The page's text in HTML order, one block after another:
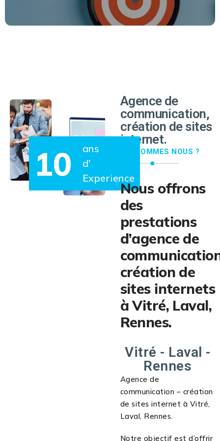
EN SAVOIR PLUS
10
ans
d'
Experience
Agence de
communication,
création de sites
internet.
QUI SOMMES NOUS ?
Nous offrons
des
prestations
d’agence de
création de
sites internets
à Vitré, Laval,
Rennes.
Vitré - Laval -
Rennes
Agence de
communication – création
de sites internet à Vitré,
Laval, Rennes.
Notre objectif est d’offrir